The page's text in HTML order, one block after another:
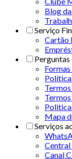
Blog
Serviço
Cartão
Perguntas
Mapa
Serviços
Central
Canal